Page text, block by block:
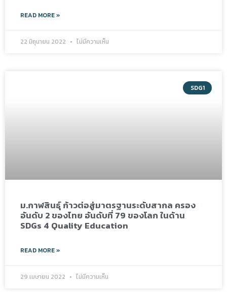
READ MORE »
22 มิถุนายน 2022 ไม่มีความเห็น
SDG1
ม.กาฬสินธุ์ ก้าวต่อสู่มาตรฐานระดับสากล ครอง
อันดับ 2 ของไทย อันดับที่ 79 ของโลก ในด้าน
SDGs 4 Quality Education
READ MORE »
29 เมษายน 2022 ไม่มีความเห็น